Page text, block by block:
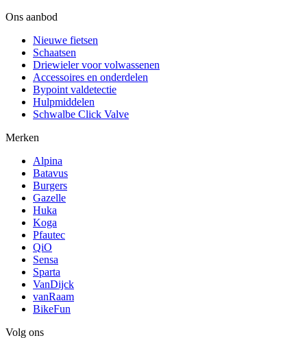
Ons aanbod
Nieuwe fietsen
Schaatsen
Driewieler voor volwassenen
Accessoires en onderdelen
Bypoint valdetectie
Hulpmiddelen
Schwalbe Click Valve
Merken
Alpina
Batavus
Burgers
Gazelle
Huka
Koga
Pfautec
QiO
Sensa
Sparta
VanDijck
vanRaam
BikeFun
Volg ons